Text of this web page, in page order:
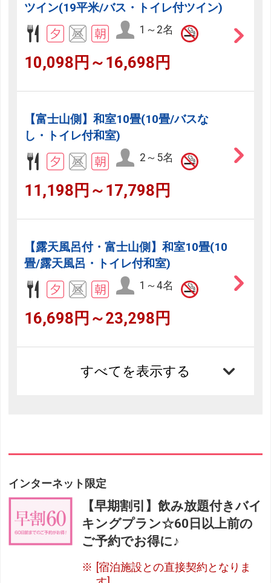
ツイン(19平米/バス・トイレ付ツイン)
1～2名
10,098円～16,698円
【富士山側】和室10畳(10畳/バスな
し・トイレ付和室)
2～5名
11,198円～17,798円
【露天風呂付・富士山側】和室10畳(10
畳/露天風呂・トイレ付和室)
1～4名
16,698円～23,298円
すべてを表示する
インターネット限定
【早期割引】飲み放題付きバイ
キングプラン☆60日以上前の
ご予約でお得に♪
[宿泊施設との直接契約となりま